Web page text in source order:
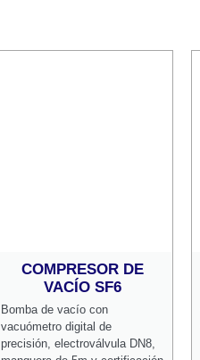
COMPRESOR DE
VACÍO SF6
Bomba de vacío con
vacuómetro digital de
precisión, electroválvula DN8,